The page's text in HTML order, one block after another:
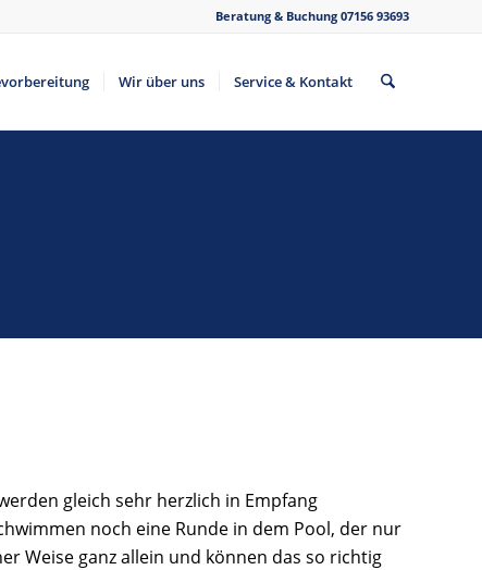
Beratung & Buchung 07156 93693
Wir über uns Service & Kontakt
gleich sehr herzlich in Empfang
noch eine Runde in dem Pool, der nur
Weise ganz allein und können das so richtig